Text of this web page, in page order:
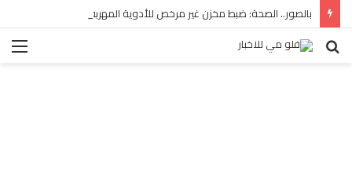
بالصور.. الصحة: ضبط مخزن غير مرخص للأدوية المهربة بالبساتين
بحث